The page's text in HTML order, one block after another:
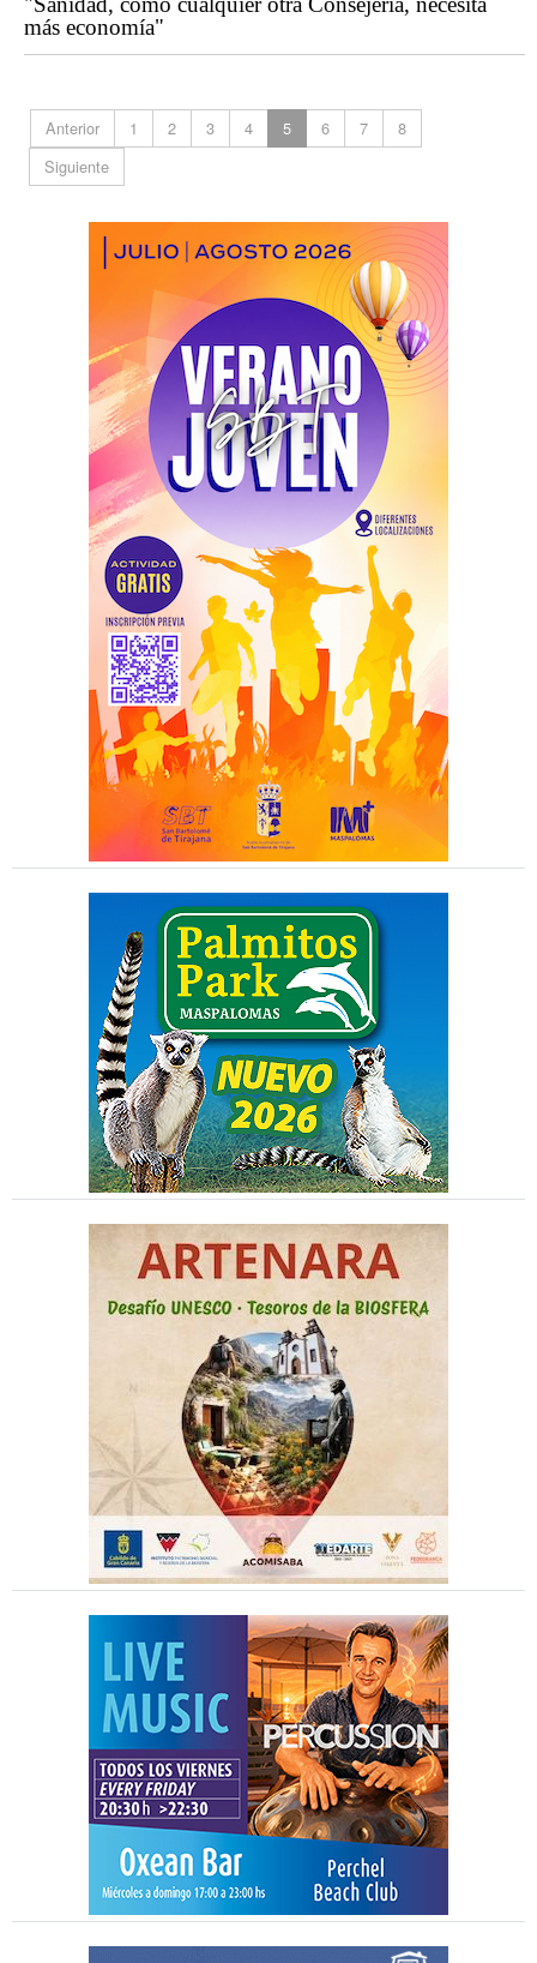
más economía"
Anterior 1 2 3 4 5 6 7
8
Siguiente